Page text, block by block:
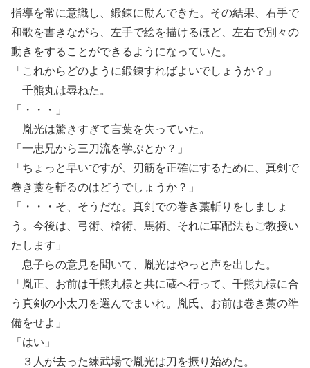
指導を常に意識し、鍛錬に励んできた。その結果、右手で
和歌を書きながら、左手で絵を描けるほど、左右で別々の
動きをすることができるようになっていた。
「これからどのように鍛錬すればよいでしょうか？」
千熊丸は尋ねた。
「・・・」
胤光は驚きすぎて言葉を失っていた。
「一忠兄から三刀流を学ぶとか？」
「ちょっと早いですが、刃筋を正確にするために、真剣で
巻き藁を斬るのはどうでしょうか？」
「・・・そ、そうだな。真剣での巻き藁斬りをしましょ
う。今後は、弓術、槍術、馬術、それに軍配法もご教授い
たします」
息子らの意見を聞いて、胤光はやっと声を出した。
「胤正、お前は千熊丸様と共に蔵へ行って、千熊丸様に合
う真剣の小太刀を選んでまいれ。胤氏、お前は巻き藁の準
備をせよ」
「はい」
３人が去った練武場で胤光は刀を振り始めた。